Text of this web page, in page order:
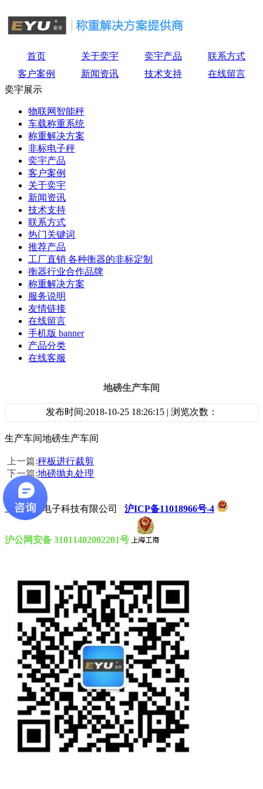
首页 关于奕宇 奕宇产品
联系方式
客户案例
新闻资讯 技术支持
在线留言
奕宇展示
物联网智能秤
车载称重系统
称重解决方案
非标电子秤
奕宇产品
客户案例
关于奕宇
新闻资讯
技术支持
联系方式
热门关键词
推荐产品
工厂直销 各种衡器的非标定制
衡器行业合作品牌
称重解决方案
服务说明
友情链接
在线留言
手机版 banner
产品分类
在线客服
地磅生产车间
发布时间:2018-10-25 18:26:15 | 浏览次数：
生产车间地磅生产车间
上一篇:秤板进行裁剪
下一篇:地磅抛丸处理
上海奕宇电子科技有限公司 沪ICP备11018966号-4
沪公网安备 31011402002201号